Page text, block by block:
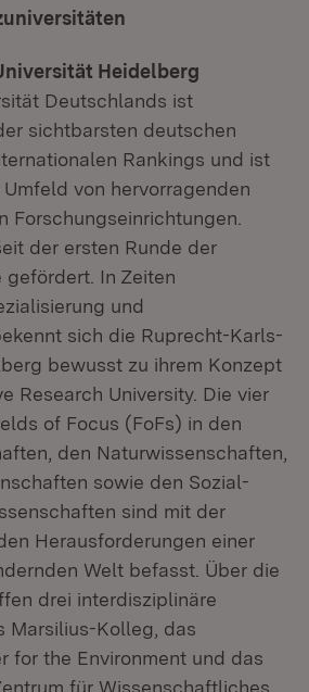
Heidelberg
Deutschlands ist
sichtbarsten deutschen
Rankings und ist
von hervorragenden
Forschungseinrichtungen.
der ersten Runde der
gefördert. In Zeiten
und
sich die Ruprecht-Karls-
bewusst zu ihrem Konzept
Research University. Die vier
of Focus (FoFs) in den
den Naturwissenschaften,
sowie den Sozial-
sind mit der
Herausforderungen einer
Welt befasst. Über die
drei interdisziplinäre
Marsilius-Kolleg, das
for the Environment und das
für Wissenschaftliches